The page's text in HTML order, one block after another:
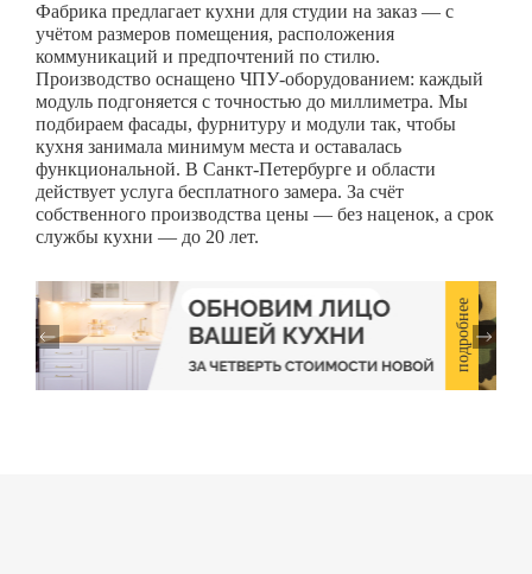
Фабрика предлагает кухни для студии на заказ — с
учётом размеров помещения, расположения
коммуникаций и предпочтений по стилю.
Производство оснащено ЧПУ-оборудованием: каждый
модуль подгоняется с точностью до миллиметра. Мы
подбираем фасады, фурнитуру и модули так, чтобы
кухня занимала минимум места и оставалась
функциональной. В Санкт-Петербурге и области
действует услуга бесплатного замера. За счёт
собственного производства цены — без наценок, а срок
службы кухни — до 20 лет.
подробнее